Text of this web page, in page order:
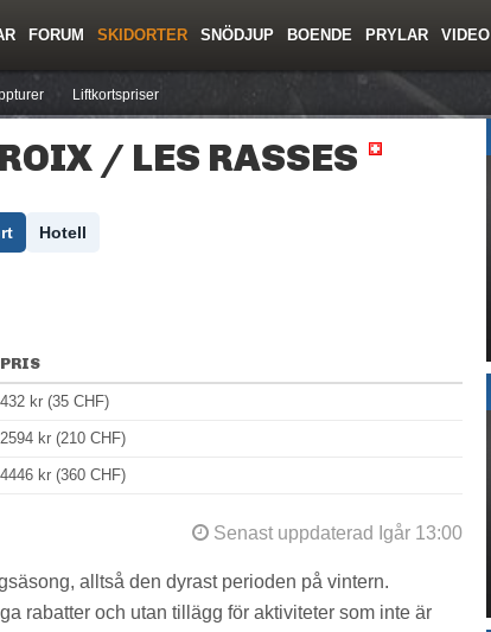
FORUM SKIDORTER
Liftkortspriser
SNÖDJUP BOENDE PRYLAR VIDEO
/ LES RASSES
Hotell
PRIS
432 kr (35 CHF)
2594 kr (210 CHF)
4446 kr (360 CHF)
Senast uppdaterad Igår 13:00
alltså den dyrast perioden på vintern.
rabatter och utan tillägg för aktiviteter som inte är